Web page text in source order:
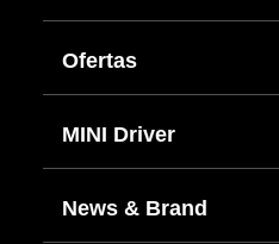
Ofertas
MINI Driver
News & Brand